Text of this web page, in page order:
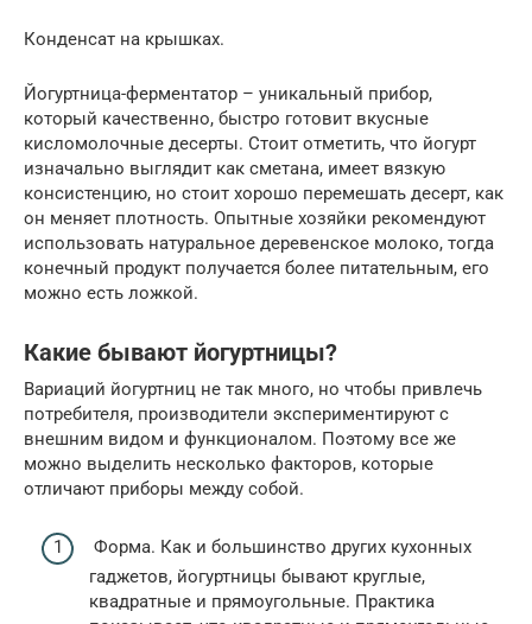
Конденсат на крышках.
Йогуртница-ферментатор – уникальный прибор,
который качественно, быстро готовит вкусные
кисломолочные десерты. Стоит отметить, что йогурт
изначально выглядит как сметана, имеет вязкую
консистенцию, но стоит хорошо перемешать десерт, как
он меняет плотность. Опытные хозяйки рекомендуют
использовать натуральное деревенское молоко, тогда
конечный продукт получается более питательным, его
можно есть ложкой.
Какие бывают йогуртницы?
Вариаций йогуртниц не так много, но чтобы привлечь
потребителя, производители экспериментируют с
внешним видом и функционалом. Поэтому все же
можно выделить несколько факторов, которые
отличают приборы между собой.
Форма. Как и большинство других кухонных
гаджетов, йогуртницы бывают круглые,
квадратные и прямоугольные. Практика